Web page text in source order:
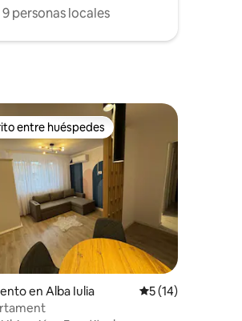
personas locales
entre huéspedes preferido
entre huéspedes
en Alba Iulia Calificación
5 (14)